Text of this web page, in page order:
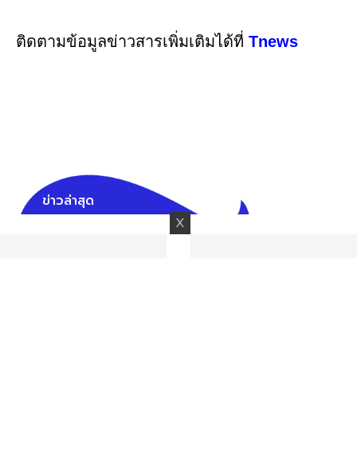
ติดตามข้อมูลข่าวสารเพิ่มเติมได้ที่ Tnews
ข่าวล่าสุด